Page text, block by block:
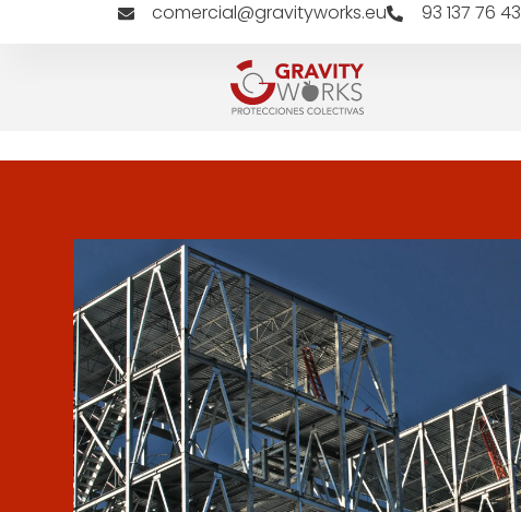
comercial@gravityworks.eu
93 137 76 43